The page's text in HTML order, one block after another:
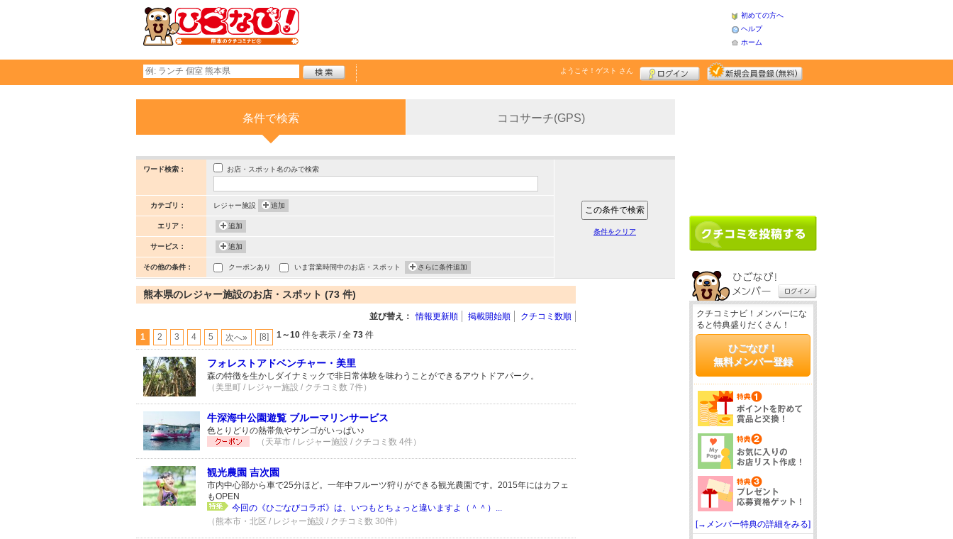
初めての方へ
ヘルプ
ホーム
ようこそ！ ゲスト さん
条件で検索 ココサーチ(GPS)
ワード検索： お店・スポット名のみで検索
カテゴリ： レジャー施設 追加
エリア： 追加
サービス： 追加
その他の条件： クーポンあり いま営業時間中のお店・スポット さらに条件追加
条件をクリア
熊本県のレジャー施設のお店・スポット (73 件)
並び替え： 情報更新順 掲載開始順 クチコミ数順
1 2 3 4 5 次へ» [8] 1～10 件を表示 / 全 73 件
フォレストアドベンチャー・美里
森の特徴を生かしダイナミックで非日常体験を味わうことができるアウトドアパーク。
（美里町 / レジャー施設 / クチコミ数 7件）
牛深海中公園遊覧 ブルーマリンサービス
色とりどりの熱帯魚やサンゴがいっぱい♪
（天草市 / レジャー施設 / クチコミ数 4件）
観光農園 吉次園
市内中心部から車で25分ほど。一年中フルーツ狩りができる観光農園です。2015年にはカフェ
もOPEN
今回の《ひごなびコラボ》は、いつもとちょっと違いますよ（＾＾）...
（熊本市・北区 / レジャー施設 / クチコミ数 30件）
クチコミナビ！メンバーにな
ると特典盛りだくさん！
ひごなび！
無料メンバー登録
[→メンバー特典の詳細をみる]